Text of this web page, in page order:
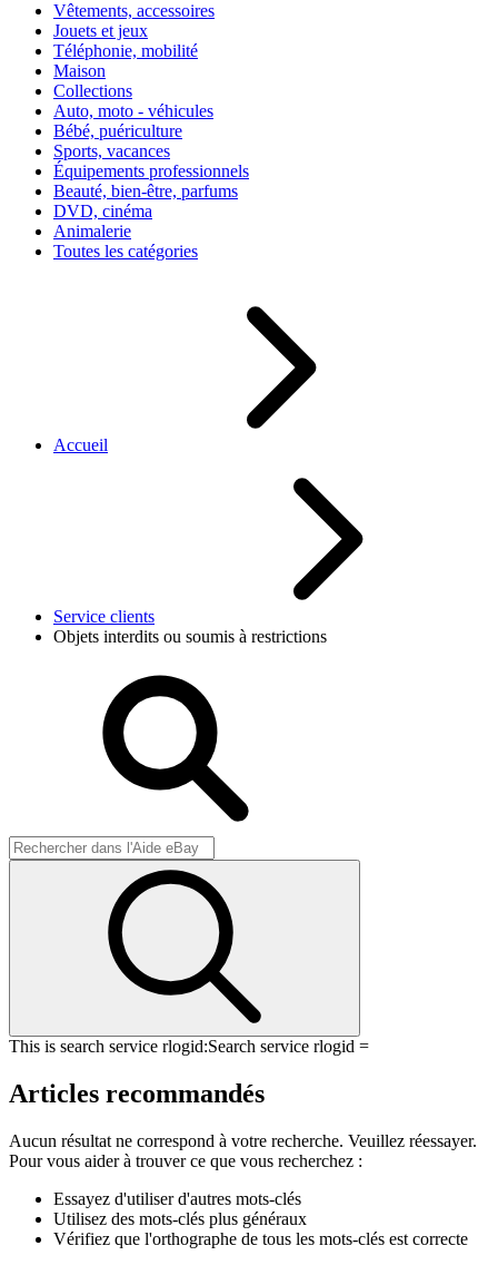
Vêtements, accessoires
Jouets et jeux
Téléphonie, mobilité
Maison
Collections
Auto, moto - véhicules
Bébé, puériculture
Sports, vacances
Équipements professionnels
Beauté, bien-être, parfums
DVD, cinéma
Animalerie
Toutes les catégories
Accueil
Service clients
Objets interdits ou soumis à restrictions
This is search service rlogid:Search service rlogid =
Articles recommandés
Aucun résultat ne correspond à votre recherche. Veuillez réessayer.
Pour vous aider à trouver ce que vous recherchez :
Essayez d'utiliser d'autres mots-clés
Utilisez des mots-clés plus généraux
Vérifiez que l'orthographe de tous les mots-clés est correcte